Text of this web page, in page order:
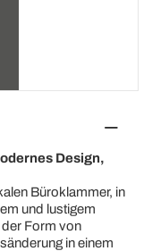
Design,
Büroklammer, in
und lustigem
Form von
in einem